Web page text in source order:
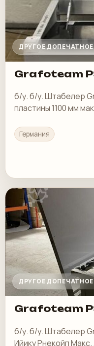
ДРУГОЕ
Grafoteam
б/у. б/у. Штабелер
пластины 1100 мм
Германия
ДРУГОЕ
Grafoteam
б/у. б/у. Штабелер
Ийику Рнекойп